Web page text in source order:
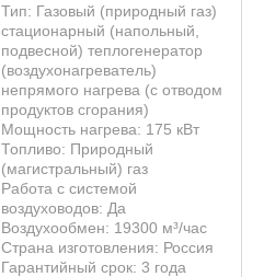
Тип: Газовый (природный газ)
стационарный (напольный,
подвесной) теплогенератор
(воздухонагреватель)
непрямого нагрева (с отводом
продуктов сгорания)
Мощность нагрева: 175 кВт
Топливо: Природный
(магистральный) газ
Работа с системой
воздуховодов: Да
Воздухообмен: 19300 м³/час
Страна изготовления: Россия
Гарантийный срок: 3 года